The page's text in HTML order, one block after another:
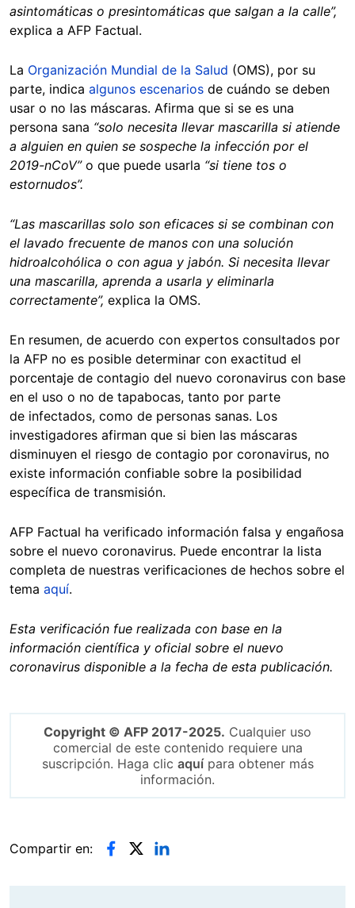
asintomáticas o presintomáticas que salgan a la calle”,
explica a AFP Factual.
La Organización Mundial de la Salud (OMS), por su
parte, indica algunos escenarios de cuándo se deben
usar o no las máscaras. Afirma que si se es una
persona sana “solo necesita llevar mascarilla si atiende
a alguien en quien se sospeche la infección por el
2019-nCoV” o que puede usarla “si tiene tos o
estornudos”.
“Las mascarillas solo son eficaces si se combinan con
el lavado frecuente de manos con una solución
hidroalcohólica o con agua y jabón. Si necesita llevar
una mascarilla, aprenda a usarla y eliminarla
correctamente”, explica la OMS.
En resumen, de acuerdo con expertos consultados por
la AFP no es posible determinar con exactitud el
porcentaje de contagio del nuevo coronavirus con base
en el uso o no de tapabocas, tanto por parte
de infectados, como de personas sanas. Los
investigadores afirman que si bien las máscaras
disminuyen el riesgo de contagio por coronavirus, no
existe información confiable sobre la posibilidad
específica de transmisión.
AFP Factual ha verificado información falsa y engañosa
sobre el nuevo coronavirus. Puede encontrar la lista
completa de nuestras verificaciones de hechos sobre el
tema aquí.
Esta verificación fue realizada con base en la
información científica y oficial sobre el nuevo
coronavirus disponible a la fecha de esta publicación.
Copyright © AFP 2017-2025. Cualquier uso
comercial de este contenido requiere una
suscripción. Haga clic aquípara obtener más
información.
Compartir en: